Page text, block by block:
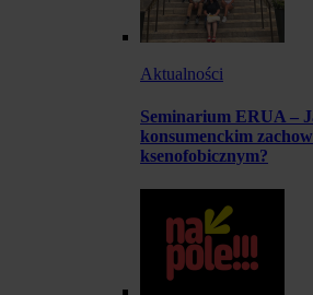
Aktualności
Seminarium ERUA –
konsumenckim
ksenofobicznym?